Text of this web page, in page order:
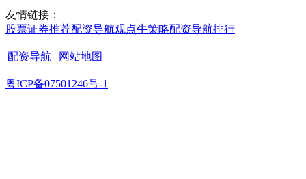
友情链接：
股票证券推荐配资导航观点牛策略配资导航排行
配资导航 | 网站地图
粤ICP备07501246号-1